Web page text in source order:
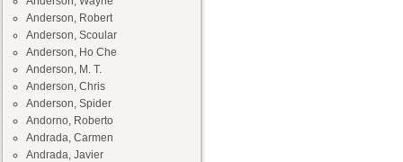
Anderson, Robert
Anderson, Scoular
Anderson, Ho Che
Anderson, M. T.
Anderson, Chris
Anderson, Spider
Andorno, Roberto
Andrada, Carmen
Andrada, Javier